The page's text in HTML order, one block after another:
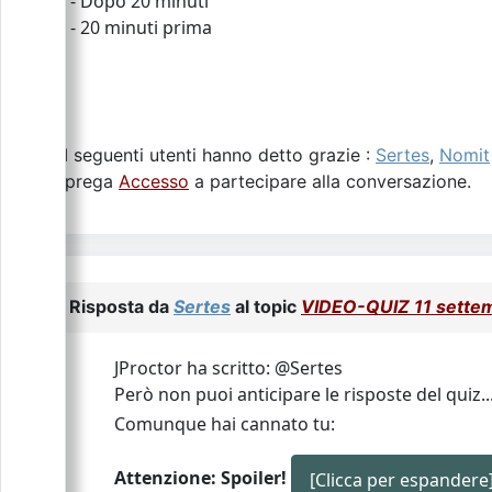
- 20 minuti prima
I seguenti utenti hanno detto grazie : Sertes, Nomit
Si prega Accesso a partecipare alla conversazione.
Risposta da Sertes al topic VIDEO-QUIZ 11
JProctor ha scritto: @Sertes
Però non puoi anticipare le risposte del quiz...
Comunque hai cannato tu:
Attenzione: Spoiler!